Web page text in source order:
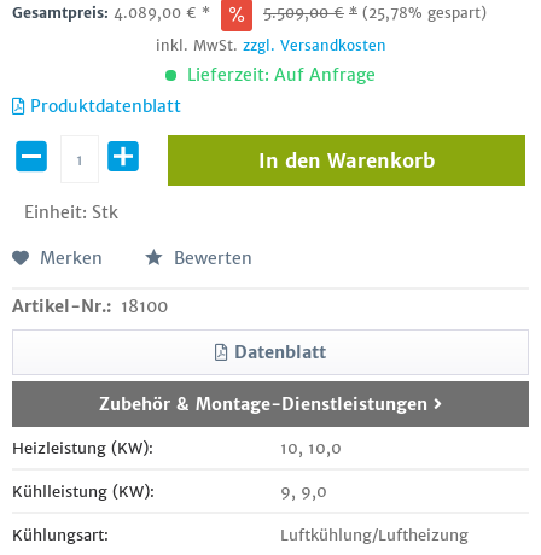
Gesamtpreis: 4.089,00 € * 5.509,00€ * (25,78% gespart)
inkl. MwSt. zzgl. Versandkosten
Lieferzeit: Auf Anfrage
Produktdatenblatt
Einheit: Stk
In den Warenkorb
Merken Bewerten
Artikel-Nr.: 18100
Datenblatt
Zubehör & Montage-Dienstleistungen
Heizleistung (KW): 10, 10,0
Kühlleistung (KW): 9, 9,0
Kühlungsart: Luftkühlung/Luftheizung